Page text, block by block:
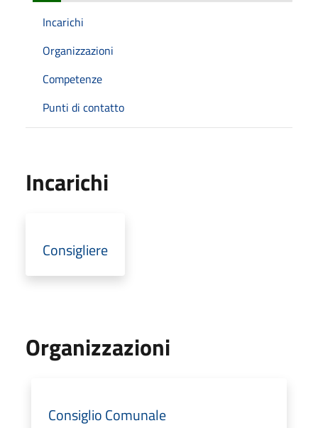
Incarichi
Organizzazioni
Competenze
Punti di contatto
Incarichi
Consigliere
Organizzazioni
Consiglio Comunale